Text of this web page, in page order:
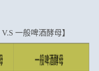
一般啤酒酵母】